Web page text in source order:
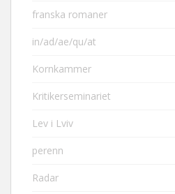
franska romaner
in/ad/ae/qu/at
Kornkammer
Kritikerseminariet
Lev i Lviv
perenn
Radar